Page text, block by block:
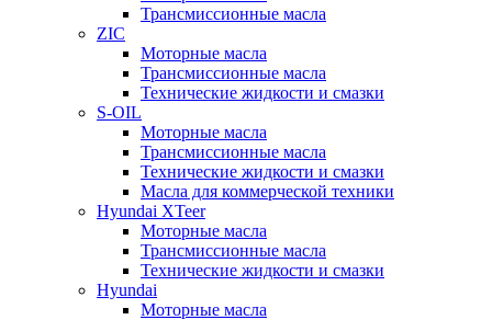
Трансмиссионные масла
ZIC
Моторные масла
Трансмиссионные масла
Технические жидкости и смазки
S-OIL
Моторные масла
Трансмиссионные масла
Технические жидкости и смазки
Масла для коммерческой техники
Hyundai XTeer
Моторные масла
Трансмиссионные масла
Технические жидкости и смазки
Hyundai
Моторные масла